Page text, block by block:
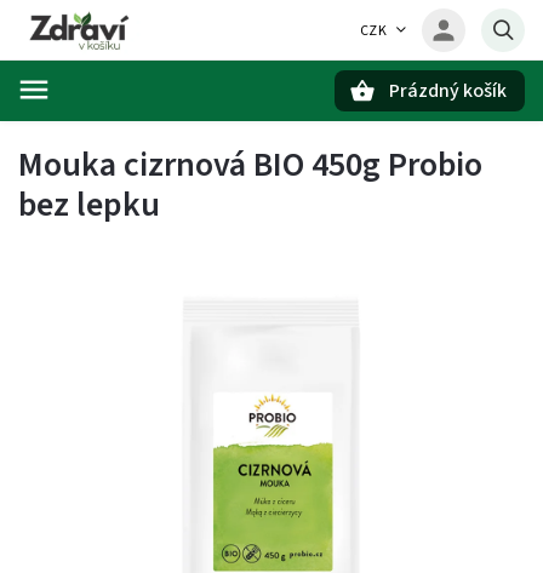
CZK
Prázdný košík
Mouka cizrnová BIO 450g Probio
bez lepku